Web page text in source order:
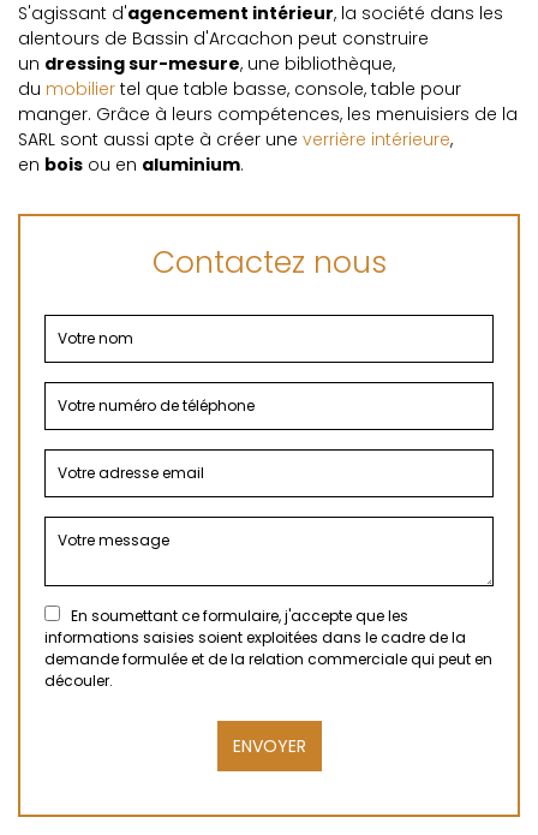
S'agissant d'agencement intérieur, la société dans les
alentours de Bassin d'Arcachon peut construire
un dressing sur-mesure, une bibliothèque,
du mobilier tel que table basse, console, table pour
manger. Grâce à leurs compétences, les menuisiers de la
SARL sont aussi apte à créer une verrière intérieure,
en bois ou en aluminium.
Contactez nous
En soumettant ce formulaire, j'accepte que les
informations saisies soient exploitées dans le cadre de la
demande formulée et de la relation commerciale qui peut en
découler.